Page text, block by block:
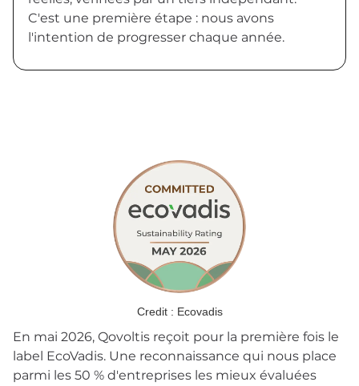
C'est une première étape : nous avons
l'intention de progresser chaque année.
Credit : Ecovadis
En mai 2026, Qovoltis reçoit pour la première fois le
label EcoVadis. Une reconnaissance qui nous place
parmi les 50 % d'entreprises les mieux évaluées